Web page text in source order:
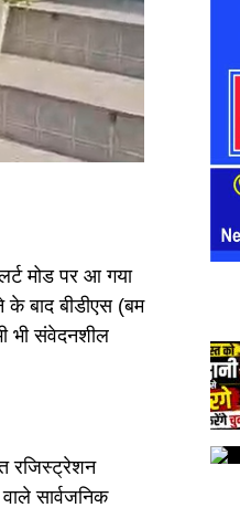
मोड पर आ गया
के बाद बीडीएस (बम
भी संवेदनशील
रजिस्ट्रेशन
सार्वजनिक